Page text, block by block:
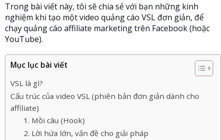
Trong bài viết này, tôi sẽ chia sẻ với bạn những kinh
nghiệm khi tạo một video quảng cáo VSL đơn giản, để
chạy quảng cáo affiliate marketing trên Facebook (hoặc
YouTube).
Mục lục bài viết
VSL là gì?
Cấu trúc của video VSL (phiên bản đơn giản dành cho
affiliate)
1. Mồi câu (Hook)
2. Lời hứa lớn, vấn đề cho giải pháp